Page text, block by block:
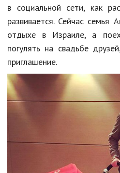
Hi-Tech. Интернет
Авто, мото
Дом и сад
Недвижимость
Спорт и фитнес
Психология и отношения
Творчество и рукоделие
Разное
Работа и бизнес
в социальной сети, как
развивается. Сейчас семья
отдыхе в Израиле, а
погулять на свадьбе
приглашение.